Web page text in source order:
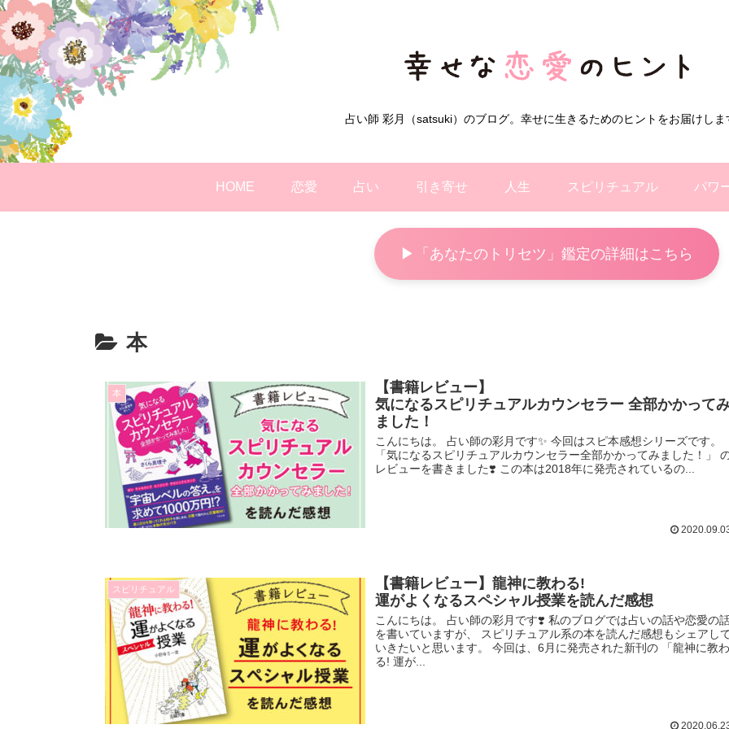
占い師 彩月（satsuki）のブログ。幸せに生きるためのヒントをお届けしま
HOME 恋愛 占い 引き寄せ 人生 スピリチュアル パワ
▶「あなたのトリセツ」鑑定の詳細はこちら
本
本
【書籍レビュー】
気になるスピリチュアルカウンセラー 全部かかって
ました！
こんにちは。 占い師の彩月です✨ 今回はスピ本感想シリーズです。
「気になるスピリチュアルカウンセラー全部かかってみました！」
レビューを書きました❣️ この本は2018年に発売されているの...
スピリチュアル
【書籍レビュー】龍神に教わる!
運がよくなるスペシャル授業を読んだ感想
こんにちは。 占い師の彩月です❣️ 私のブログでは占いの話や恋愛の
を書いていますが、 スピリチュアル系の本を読んだ感想もシェアし
いきたいと思います。 今回は、6月に発売された新刊の 「龍神に教わ
る! 運が...